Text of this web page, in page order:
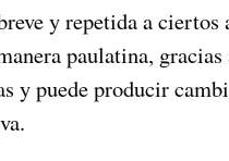
y repetida a ciertos
paulatina, gracias
y puede producir